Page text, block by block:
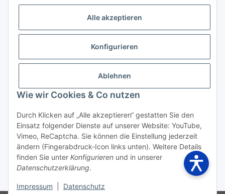
Alle akzeptieren
Konfigurieren
Ablehnen
Wie wir Cookies & Co nutzen
Durch Klicken auf „Alle akzeptieren“ gestatten Sie den
Einsatz folgender Dienste auf unserer Website: YouTube,
Vimeo, ReCaptcha. Sie können die Einstellung jederzeit
ändern (Fingerabdruck-Icon links unten). Weitere Details
finden Sie unter Konfigurieren und in unserer
Datenschutzerklärung.
Impressum Datenschutz
Finden Sie uns auf Google Maps
Widerrufsbutton